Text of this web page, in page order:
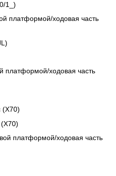
1_)
платформой/ходовая часть
платформой/ходовая часть
(X70)
платформой/ходовая часть